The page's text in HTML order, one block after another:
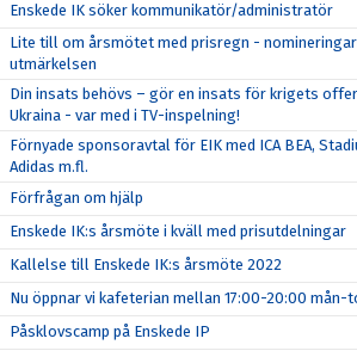
Enskede IK söker kommunikatör/administratör
Lite till om årsmötet med prisregn -
utmärkelsen
Din insats behövs – gör en insats för krigets
Ukraina - var med i TV-inspelning!
Förnyade sponsoravtal för EIK med ICA BEA,
Adidas m.fl.
Förfrågan om hjälp
Enskede IK:s årsmöte i kväll med prisutdelningar
Kallelse till Enskede IK:s årsmöte 2022
Nu öppnar vi kafeterian mellan 17:00-20:00 mån-
Påsklovscamp på Enskede IP